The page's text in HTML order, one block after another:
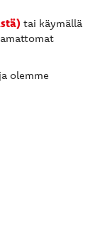
tai käymällä
olemme